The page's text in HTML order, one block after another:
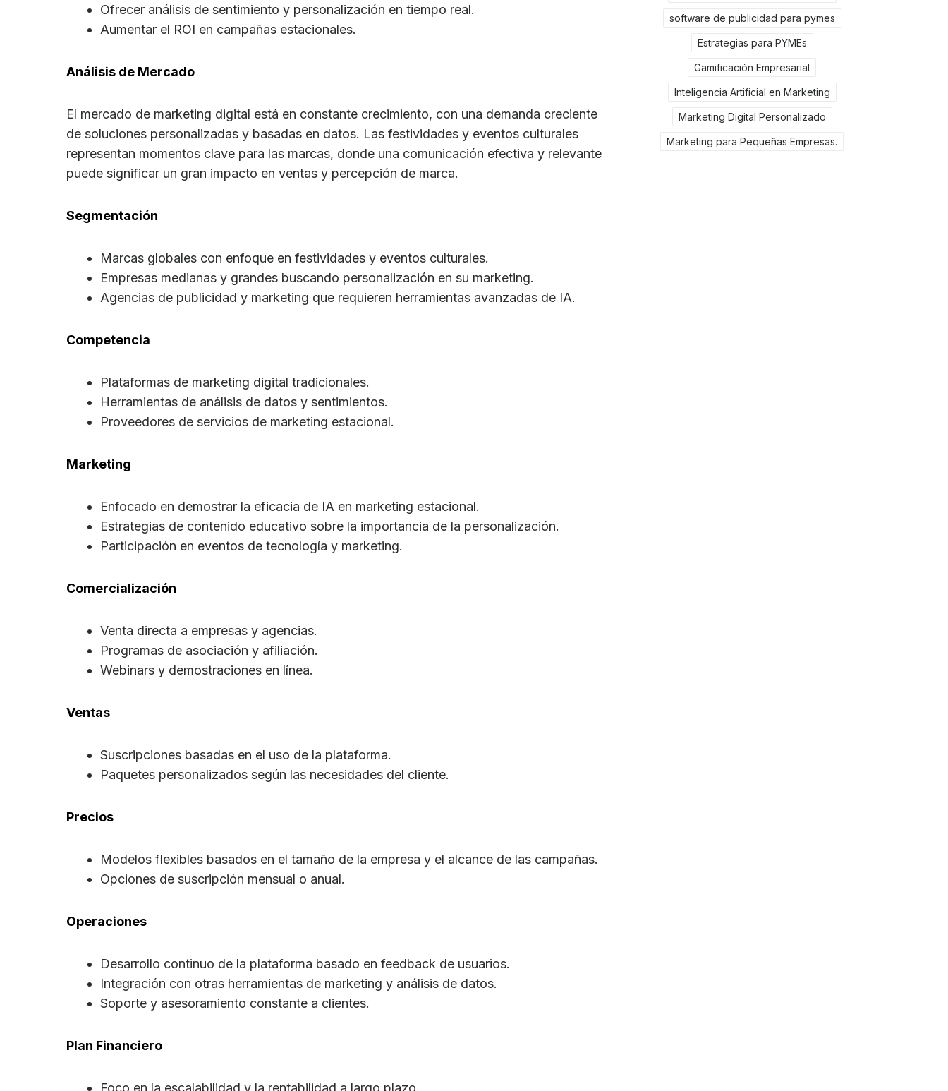
Ofrecer análisis de sentimiento y personalización en tiempo real.
Aumentar el ROI en campañas estacionales.
Análisis de Mercado
El mercado de marketing digital está en constante crecimiento, con una demanda creciente
de soluciones personalizadas y basadas en datos. Las festividades y eventos culturales
representan momentos clave para las marcas, donde una comunicación efectiva y relevante
puede significar un gran impacto en ventas y percepción de marca.
Segmentación
Marcas globales con enfoque en festividades y eventos culturales.
Empresas medianas y grandes buscando personalización en su marketing.
Agencias de publicidad y marketing que requieren herramientas avanzadas de IA.
Competencia
Plataformas de marketing digital tradicionales.
Herramientas de análisis de datos y sentimientos.
Proveedores de servicios de marketing estacional.
Marketing
Enfocado en demostrar la eficacia de IA en marketing estacional.
Estrategias de contenido educativo sobre la importancia de la personalización.
Participación en eventos de tecnología y marketing.
Comercialización
Venta directa a empresas y agencias.
Programas de asociación y afiliación.
Webinars y demostraciones en línea.
Ventas
Suscripciones basadas en el uso de la plataforma.
Paquetes personalizados según las necesidades del cliente.
Precios
Modelos flexibles basados en el tamaño de la empresa y el alcance de las campañas.
Opciones de suscripción mensual o anual.
Operaciones
Desarrollo continuo de la plataforma basado en feedback de usuarios.
Integración con otras herramientas de marketing y análisis de datos.
Soporte y asesoramiento constante a clientes.
Plan Financiero
Foco en la escalabilidad y la rentabilidad a largo plazo.
software de publicidad para pymes
Estrategias para PYMEs
Gamificación Empresarial
Inteligencia Artificial en Marketing
Marketing Digital Personalizado
Marketing para Pequeñas Empresas.